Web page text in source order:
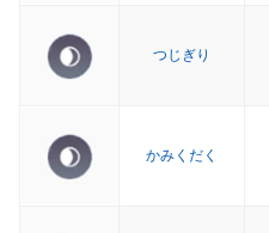
つじぎり
かみくだく